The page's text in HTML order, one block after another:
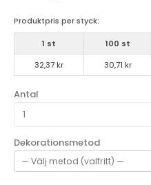
Produktpris per styck:
1 st 100 st
32,37 kr
30,71 kr
Antal
Dekorationsmetod